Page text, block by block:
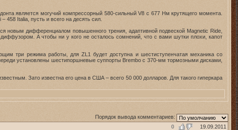
является могучий компрессорный 580-сильный V8 с 677 Нм крутящего момента.
Italia, пусть и всего на десять сил.
новым дифференциалом повышенного трения, адаптивной подвеской Magnetic Ride,
А чтобы ни у кого не осталось сомнений, что с вами шутки плохи, капот
три режима работы, для ZL1 будет доступна и шестиступенчатая механика со
установлены шестипоршневые суппорты Brembo с 370-мм тормозными дисками,
Зато известна его цена в США – всего 50 000 долларов. Для такого гиперкара
Порядок вывода комментариев:
0
19.09.2011